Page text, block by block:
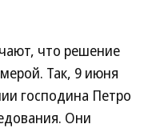
что решение
Так, 9 июня
господина Петро
Они